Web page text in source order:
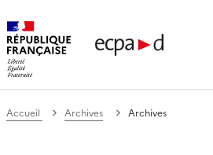
de communication
Accueil Archives Archives